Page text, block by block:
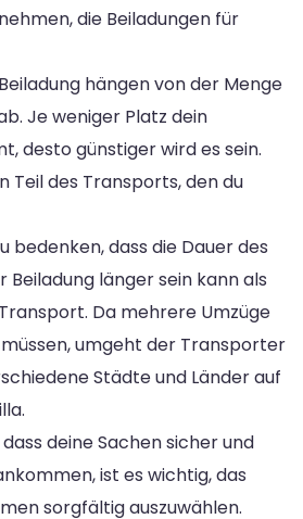
die Beiladungen für
hängen von der Menge
Je weniger Platz dein
desto günstiger wird es sein.
Teil des Transports, den du
bedenken, dass die Dauer des
Beiladung länger sein kann als
Da mehrere Umzüge
umgeht der Transporter
Städte und Länder auf
deine Sachen sicher und
ist es wichtig, das
sorgfältig auszuwählen.